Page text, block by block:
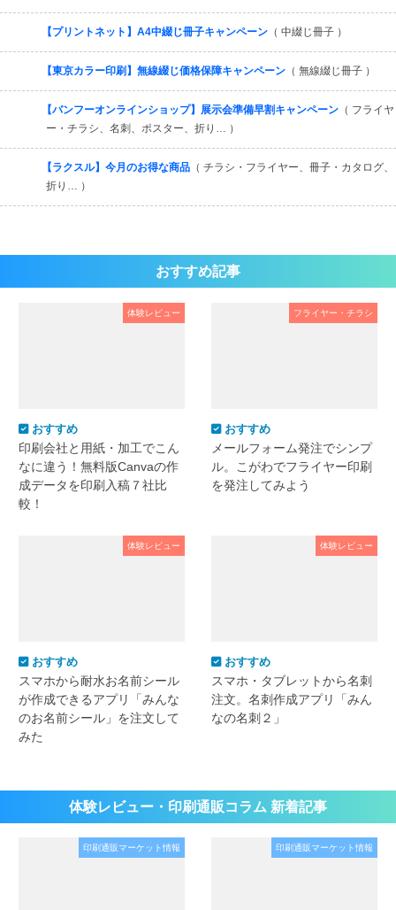
【プリントネット】A4中綴じ冊子キャンペーン （ 中綴じ冊子 ）
【東京カラー印刷】無線綴じ価格保障キャンペーン （ 無線綴じ冊子 ）
【バンフーオンラインショップ】展示会準備早割キャンペーン （ フライヤ
ー・チラシ、名刺、ポスター、折り… ）
【ラクスル】今月のお得な商品 （ チラシ・フライヤー、冊子・カタログ、
折り… ）
おすすめ記事
体験レビュー
おすすめ
印刷会社と用紙・加工でこん
なに違う！無料版Canvaの作
成データを印刷入稿７社比
較！
フライヤー・チラシ
おすすめ
メールフォーム発注でシンプ
ル。こがわでフライヤー印刷
を発注してみよう
体験レビュー
おすすめ
スマホから耐水お名前シール
が作成できるアプリ「みんな
のお名前シール」を注文して
みた
体験レビュー
おすすめ
スマホ・タブレットから名刺
注文。名刺作成アプリ「みん
なの名刺２」
体験レビュー・印刷通販コラム 新着記事
印刷通販マーケット情報 印刷通販マーケット情報